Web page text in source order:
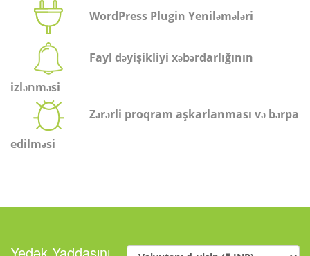
WordPress Plugin Yeniləmələri
Fayl dəyişikliyi xəbərdarlığının
izlənməsi
Zərərli proqram aşkarlanması və bərpa
edilməsi